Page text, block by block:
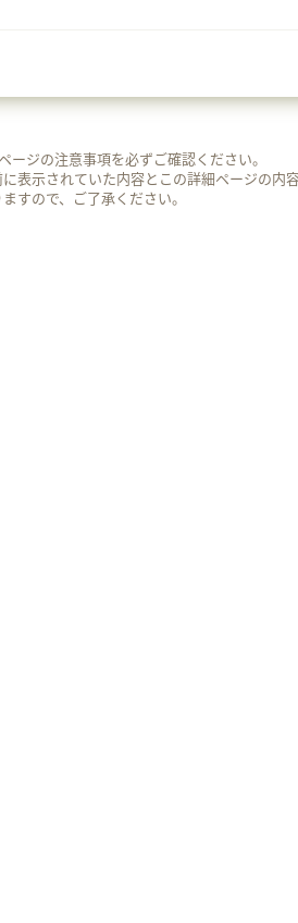
ージの注意事項を必ずご確認ください。
表示されていた内容とこの詳細ページの内
すので、ご了承ください。